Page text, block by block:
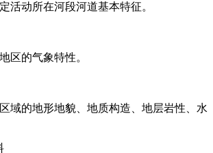
活动所在河段河道基本特征。
区的气象特性。
域的地形地貌、地质构造、地层岩性、水